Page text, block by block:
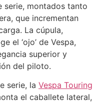
serie, montados tanto
que incrementan
La cúpula,
el ‘ojo’ de Vespa,
superior y
del piloto.
serie, la Vespa Touring
el caballete lateral,